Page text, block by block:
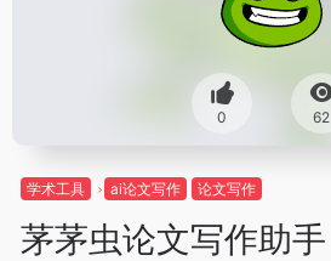
0 62
学术工具 ai论文写作 论文写作
茅茅虫论文写作助手